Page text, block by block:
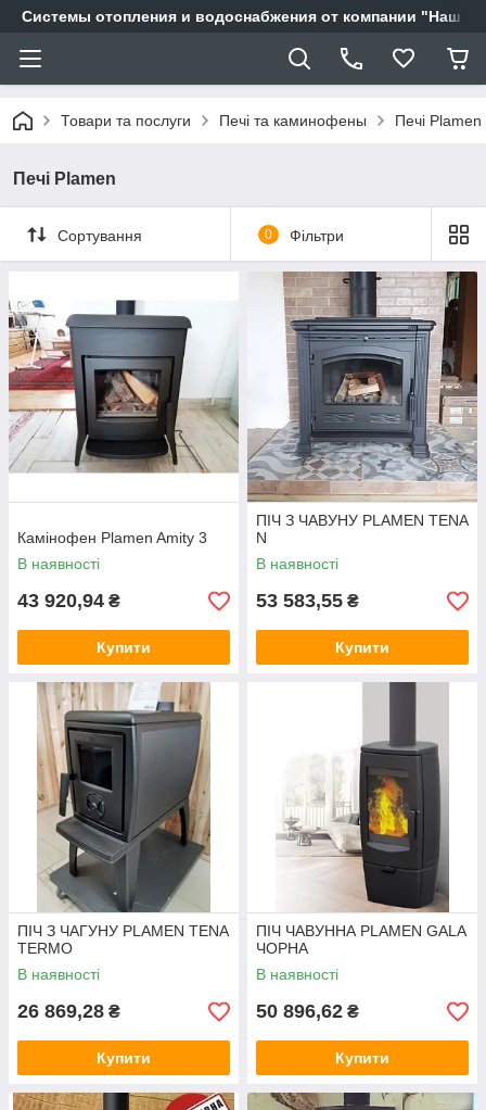
Системы отопления и водоснабжения от компании "Наш
Товари та послуги Печі та каминофены Печі Plamen
Печі Plamen
Сортування 0 Фільтри
Камінофен Plamen Amity 3
В наявності
43 920,94 ₴
Купити
ПІЧ З ЧАВУНУ PLAMEN TENA
N
В наявності
53 583,55 ₴
Купити
ПІЧ З ЧАГУНУ PLAMEN TENA
TERMO
В наявності
26 869,28 ₴
Купити
ПІЧ ЧАВУННА PLAMEN GALA
ЧОРНА
В наявності
50 896,62 ₴
Купити